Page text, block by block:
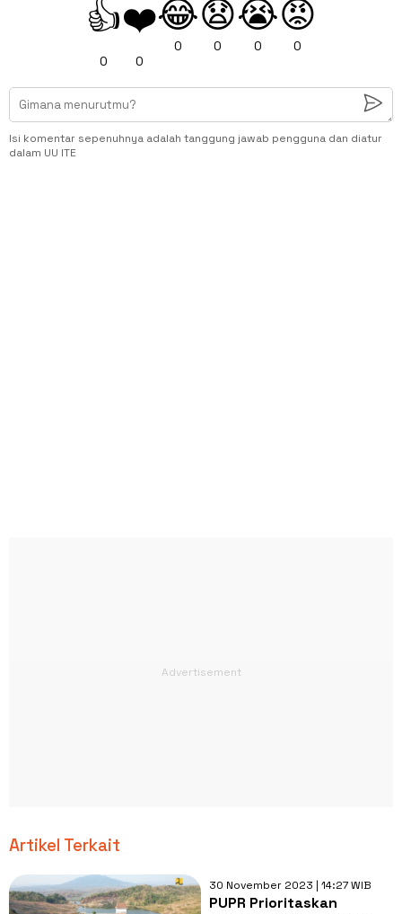
👍
0
❤️
0
😂
0
😧
0
😭
0
😡
0
Isi komentar sepenuhnya adalah tanggung jawab pengguna dan diatur
dalam UU ITE
Artikel Terkait
30 November 2023 | 14:27 WIB
PUPR Prioritaskan